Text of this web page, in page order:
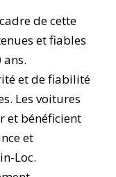
de cette
et fiables
et de fiabilité
Les voitures
et bénéficient
et
Loc.